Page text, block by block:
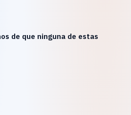
de que ninguna de estas